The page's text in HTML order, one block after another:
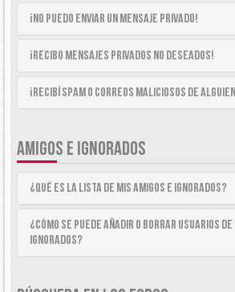
¡No puedo enviar un mensaje privado!
¡Recibo mensajes privados no deseados!
¡Recibí spam o correos maliciosos de
AMIGOS E IGNORADOS
¿Qué es la lista de Mis Amigos e Ignorados?
¿Cómo se puede añadir o borrar usuarios de
Ignorados?